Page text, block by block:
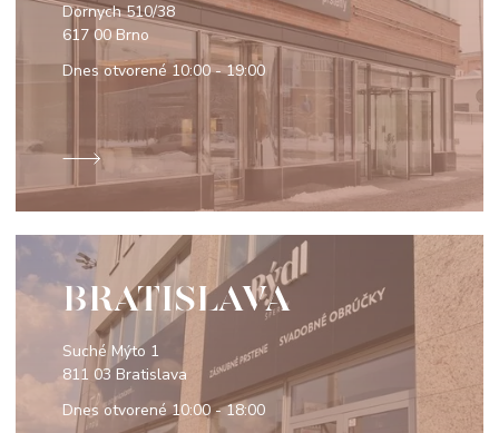
Dornych 510/38
617 00 Brno
Dnes otvorené 10:00 - 19:00
BRATISLAVA
Suché Mýto 1
811 03 Bratislava
Dnes otvorené10:00 - 18:00